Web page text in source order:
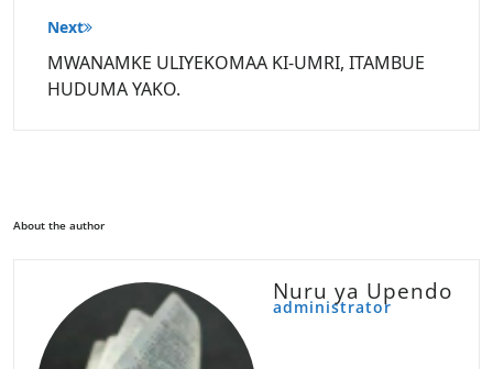
Next
MWANAMKE ULIYEKOMAA KI-UMRI, ITAMBUE
HUDUMA YAKO.
About the author
Nuru ya Upendo
administrator